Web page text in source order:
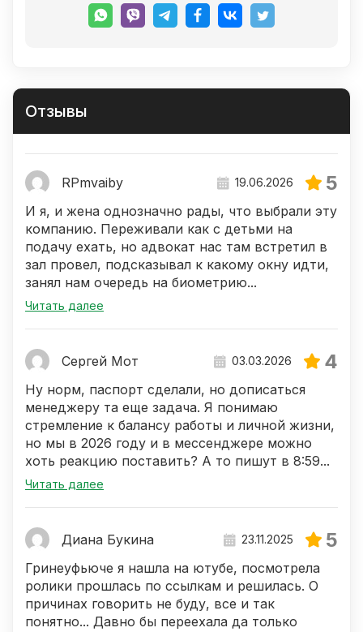
Отзывы
RPmvaiby 19.06.2026 5
И я, и жена однозначно рады, что выбрали эту
компанию. Переживали как с детьми на
подачу ехать, но адвокат нас там встретил в
зал провел, подсказывал к какому окну идти,
занял нам очередь на биометрию...
Читать далее
Сергей Мот 03.03.2026 4
Ну норм, паспорт сделали, но дописаться
менеджеру та еще задача. Я понимаю
стремление к балансу работы и личной жизни,
но мы в 2026 году и в мессенджере можно
хоть реакцию поставить? А то пишут в 8:59...
Читать далее
Диана Букина 23.11.2025 5
Гринеуфьюче я нашла на ютубе, посмотрела
ролики прошлась по ссылкам и решилась. О
причинах говорить не буду, все и так
понятно... Давно бы переехала да только